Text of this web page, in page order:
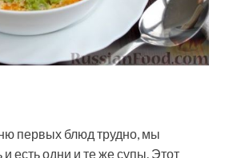
первых блюд трудно, мы
есть одни и те же супы. Этот